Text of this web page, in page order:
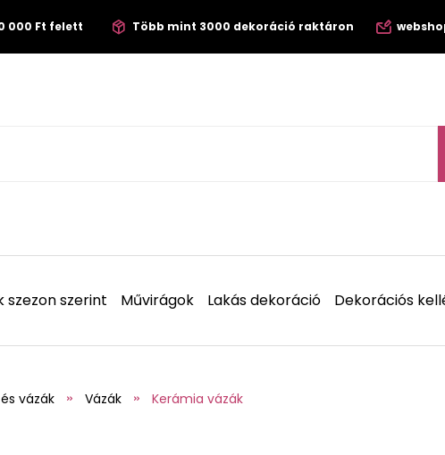
000 Ft felett Több mint 3000 dekoráció raktáron
szezon szerint Művirágok Lakás dekoráció Dekorációs
vázák Vázák Kerámia vázák